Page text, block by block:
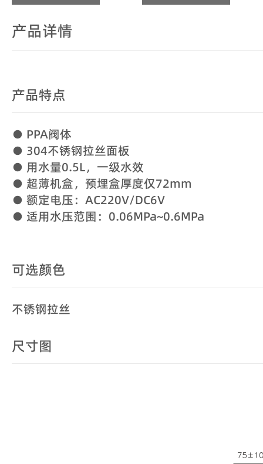
产品详情
产品特点
● PPA阀体
● 304不锈钢拉丝面板
● 用水量0.5L，一级水效
● 超薄机盒，预埋盒厚度仅72mm
● 额定电压：AC220V/DC6V
● 适用水压范围：0.06MPa~0.6MPa
可选颜色
不锈钢拉丝
尺寸图